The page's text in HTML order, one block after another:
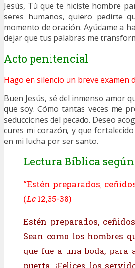
Jesús, Tú que te hiciste hombre
seres humanos, quiero pedirte
momento de oración. Ayúdame a
dejar que tus palabras me
Acto penitencial
Hago en silencio un breve examen
Buen Jesús, sé del inmenso amor
que soy. Cómo tantas veces me
seducciones del pecado. Deseo
cures mi corazón, y que
en mi lucha por ser santo.
Lectura Bíblica
“Estén preparados,
(Lc12,35-38)
Estén preparados,
Sean como los hombres
que fue a una boda,
puerta. ¡Felices los